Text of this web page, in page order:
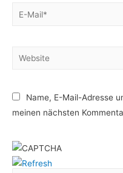
E-
Website
Name, E-Mail-Adresse
meinen nächsten